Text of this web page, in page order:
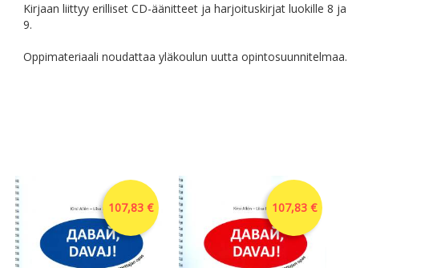
Kirjaan liittyy erilliset CD-äänitteet ja harjoituskirjat luokille 8 ja
9.
Oppimateriaali noudattaa yläkoulun uutta opintosuunnitelmaa.
107,83 € 107,83 €